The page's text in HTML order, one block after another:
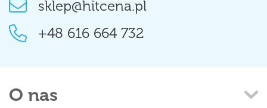
sklep@hitcena.pl
+48 616 664 732
O nas